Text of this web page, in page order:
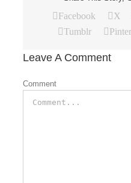
Facebook X
Tumblr
Leave A Comment
Comment